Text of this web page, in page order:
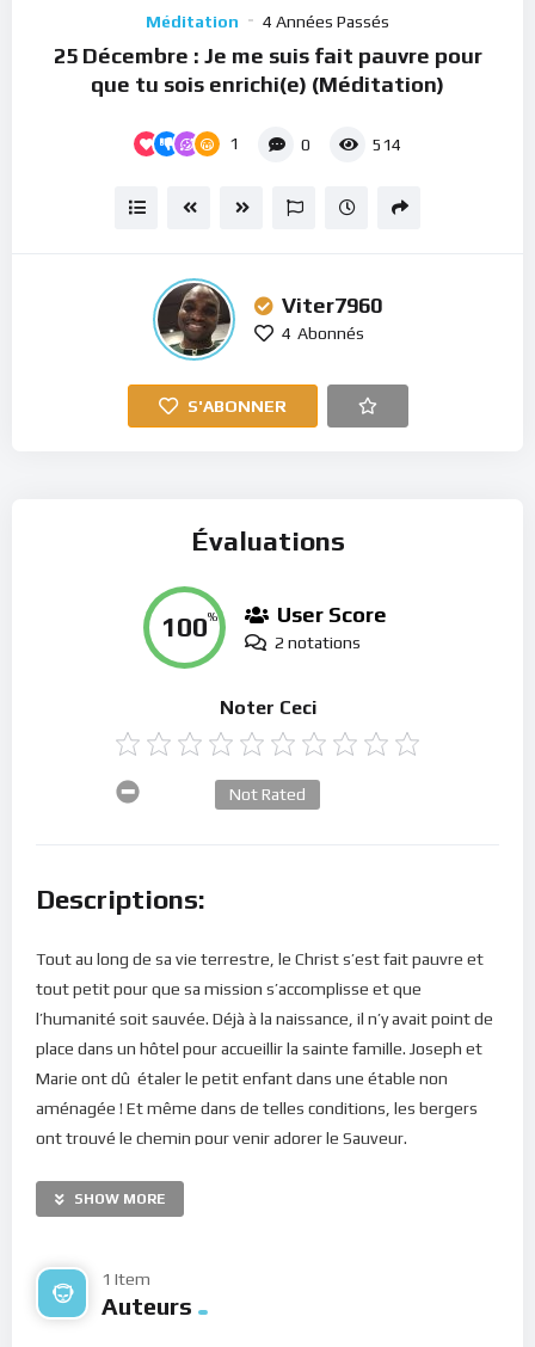
Méditation 4 Années Passés
25 Décembre : Je me suis fait pauvre pour
que tu sois enrichi(e) (Méditation)
1 0 514
Viter7960
4 Abonnés
S'ABONNER
Évaluations
100% User Score
2 notations
Noter Ceci
Not Rated
Descriptions:
Tout au long de sa vie terrestre, le Christ s’est fait pauvre et
tout petit pour que sa mission s’accomplisse et que
l’humanité soit sauvée. Déjà à la naissance, il n’y avait point de
place dans un hôtel pour accueillir la sainte famille. Joseph et
Marie ont dû étaler le petit enfant dans une étable non
aménagée ! Et même dans de telles conditions, les bergers
ont trouvé le chemin pour venir adorer le Sauveur.
Plus tard, en plein dans sa mission, le Christ déclara : “
renards ont des tanières, et les oiseaux du ciel ont des nids;
8, 20). Le Créateur de l’univers, Celui à qui on doit tout ce qui
existe sur cette terre, n’a nulle part où reposer ! N’est-ce pas
SHOW MORE
1 Item
Auteurs